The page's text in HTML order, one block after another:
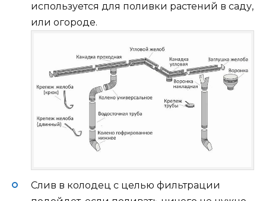
используется для поливки растений в саду,
или огороде.
Слив в колодец с целью фильтрации